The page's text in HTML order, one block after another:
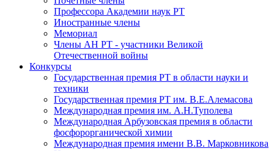
Профессора Академии наук РТ
Иностранные члены
Мемориал
Члены АН РТ - участники Великой
Отечественной войны
Конкурсы
Государственная премия РТ в области науки и
техники
Государственная премия РТ им. В.Е.Алемасова
Международная премия им. А.Н.Туполева
Международная Арбузовская премия в области
фосфорорганической химии
Международная премия имени В.В. Марковникова